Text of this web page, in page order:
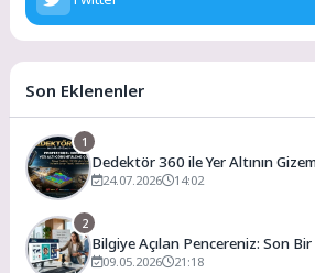
Son Eklenenler
1
Dedektör 360 ile Yer Altının
24.07.2026 14:02
2
Bilgiye Açılan Pencereniz: Son
Keşfedin
09.05.2026 21:18